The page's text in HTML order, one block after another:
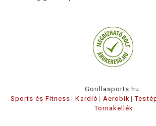
Gorillasports.hu:
Sports és Fitness
Kardió Aerobik
Tornakellék